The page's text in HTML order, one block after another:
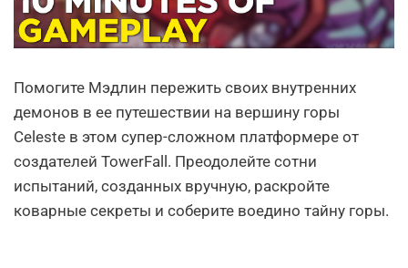
Помогите Мэдлин пережить своих внутренних
демонов в ее путешествии на вершину горы
Celeste в этом супер-сложном платформере от
создателей TowerFall. Преодолейте сотни
испытаний, созданных вручную, раскройте
коварные секреты и соберите воедино тайну горы.